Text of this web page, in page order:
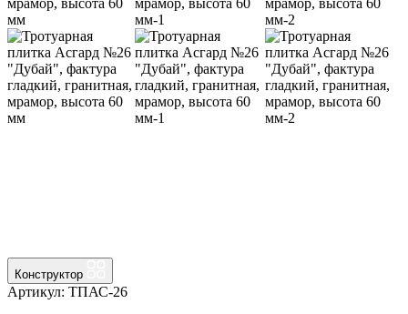
Конструктор
Артикул: ТПАС-26